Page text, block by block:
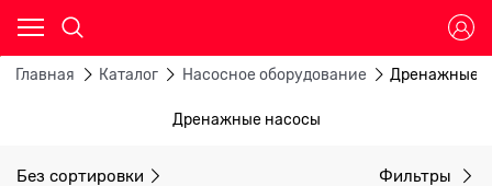
Главная Каталог Насосное оборудование Дренажные
Дренажные насосы
Без сортировки Фильтры